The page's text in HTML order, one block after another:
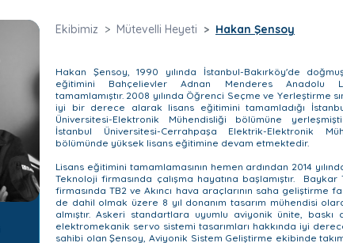
Ekibimiz Mütevelli Heyeti Hakan Şensoy
Hakan Şensoy, 1990 yılında İstanbul-Bakırköy'de
eğitimini Bahçelievler Adnan Menderes Anadolu
tamamlamıştır. 2008 yılında Öğrenci Seçme ve Yerleştirme
iyi bir derece alarak lisans eğitimini tamamladığı
Üniversitesi-Elektronik Mühendisliği bölümüne
İstanbul Üniversitesi-Cerrahpaşa Elektrik-Elektronik
bölümünde yüksek lisans eğitimine devam etmektedir.
Lisans eğitimini tamamlamasının hemen ardından 2014
Teknoloji firmasında çalışma hayatına başlamıştır. Baykar
firmasında TB2 ve Akıncı hava araçlarının saha geliştirme
de dahil olmak üzere 8 yıl donanım tasarım mühendisi
almıştır. Askeri standartlara uyumlu aviyonik ünite, baskı
elektromekanik servo sistemi tasarımları hakkında iyi
sahibi olan Şensoy, Aviyonik Sistem Geliştirme ekibinde